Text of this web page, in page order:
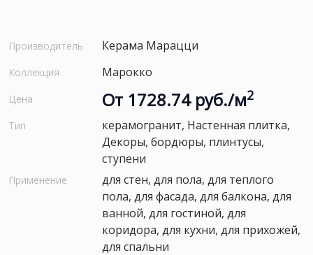
Производитель Керама Марацци
Коллекция Марокко
Цена От 1728.74 руб./м2
Тип
керамогранит, Настенная плитка,
Декоры, бордюры, плинтусы,
ступени
Применение
для стен, для пола, для теплого
пола, для фасада, для балкона, для
ванной, для гостиной, для
коридора, для кухни, для прихожей,
для спальни